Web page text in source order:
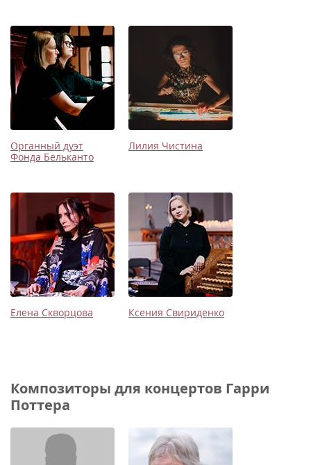
Органный дуэт
Фонда Бельканто
Лилия Чистина
Елена Скворцова Ксения Свириденко
Композиторы для концертов Гарри
Поттера